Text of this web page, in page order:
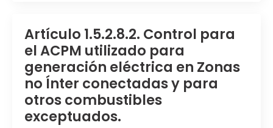
Artículo 1.5.2.8.2. Control para
el ACPM utilizado para
generación eléctrica en Zonas
no Ínter conectadas y para
otros combustibles
exceptuados.